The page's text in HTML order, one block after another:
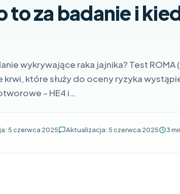
to za badanie i
wykrywające raka jajnika? Test ROMA
które służy do oceny ryzyka
– HE4 i…
5 czerwca 2025 Aktualizacja: 5 czerwca 2025 3